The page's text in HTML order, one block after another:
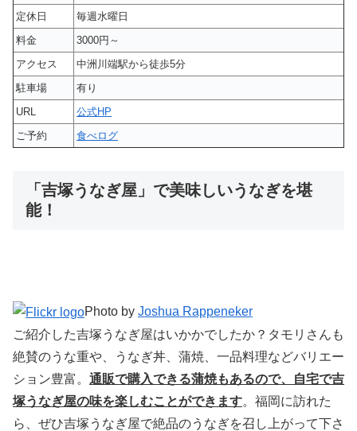
定休日
毎週水曜日
料金
3000円～
アクセス
中洲川端駅から徒歩5分
駐車場
有り
URL
公式HP
ご予約
食べログ
「吉塚うなぎ屋」で美味しいうなぎを堪
能！
Photo by Joshua Rappeneker
ご紹介した吉塚うなぎ屋はいかかでしたか？タモリさんも
絶賛のうな重や、うなぎ丼、蒲焼、一品料理などバリエー
ション豊富。 通販で購入できる蒲焼もあるので、自宅で吉
塚うなぎ屋の味を楽しむことができます。福岡に訪れた
ら、ぜひ吉塚うなぎ屋で絶品のうなぎを召し上がって下さ